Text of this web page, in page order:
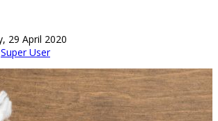
29 April 2020
Super User